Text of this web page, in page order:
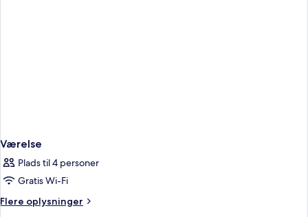
Værelse
Plads til 4 personer
Gratis Wi-Fi
Flere oplysninger
Flere